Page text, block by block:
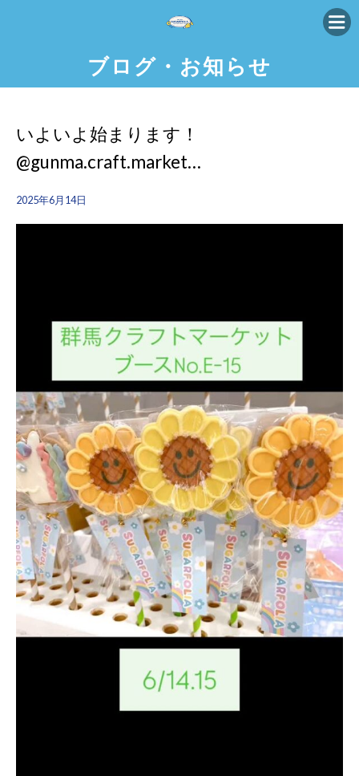
ブログ・お知らせ
いよいよ始まります！
@gunma.craft.market…
2025年6月14日